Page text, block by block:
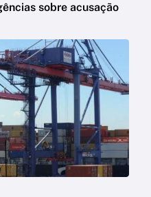
sobre acusação